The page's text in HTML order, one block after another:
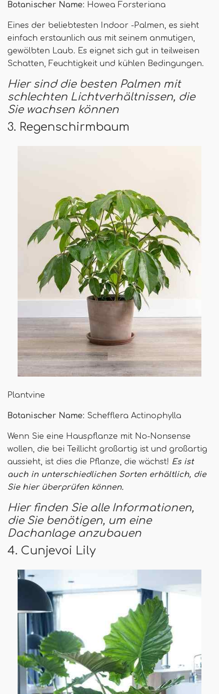
Botanischer Name: Howea Forsteriana
Eines der beliebtesten Indoor -Palmen, es sieht
einfach erstaunlich aus mit seinem anmutigen,
gewölbten Laub. Es eignet sich gut in teilweisen
Schatten, Feuchtigkeit und kühlen Bedingungen.
Hier sind die besten Palmen mit
schlechten Lichtverhältnissen, die
Sie wachsen können
3. Regenschirmbaum
Plantvine
Botanischer Name: Schefflera Actinophylla
Wenn Sie eine Hauspflanze mit No-Nonsense
wollen, die bei Teillicht großartig ist und großartig
aussieht, ist dies die Pflanze, die wächst! Es ist
auch in unterschiedlichen Sorten erhältlich, die
Sie hier überprüfen können.
Hier finden Sie alle Informationen,
die Sie benötigen, um eine
Dachanlage anzubauen
4. Cunjevoi Lily